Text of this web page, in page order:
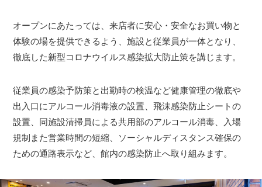
オープンにあたっては、来店者に安心・安全なお買い物と
体験の場を提供できるよう、施設と従業員が一体となり、
徹底した新型コロナウイルス感染拡大防止策を講じます。
従業員の感染予防策と出勤時の検温など健康管理の徹底や
出入口にアルコール消毒液の設置、飛沫感染防止シートの
設置、同施設清掃員による共用部のアルコール消毒、入場
規制また営業時間の短縮、ソーシャルディスタンス確保の
ための通路表示など、館内の感染防止へ取り組みます。